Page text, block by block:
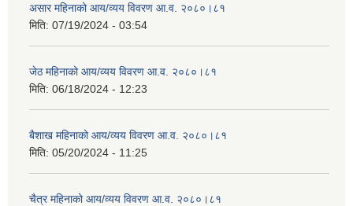
असार महिनाको आय/व्यय विवरण आ.व. २०८०।८१
मिति: 07/19/2024 - 03:54
जेठ महिनाको आय/व्यय विवरण आ.व. २०८०।८१
मिति: 06/18/2024 - 12:23
बैशाख महिनाको आय/व्यय विवरण आ.व. २०८०।८१
मिति: 05/20/2024 - 11:25
चैत्र महिनाको आय/व्यय विवरण आ.व. २०८०।८१